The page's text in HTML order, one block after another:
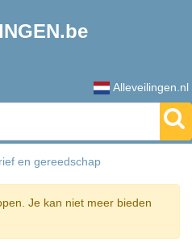
Alleveilingen.nl
en gereedschap
Je kan niet meer bieden